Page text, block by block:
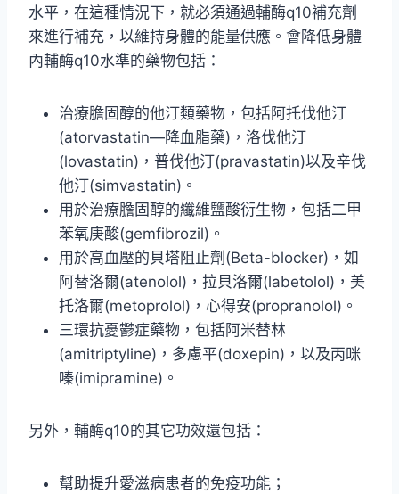
水平，在這種情況下，就必須通過輔酶q10補充劑
來進行補充，以維持身體的能量供應。會降低身體
內輔酶q10水準的藥物包括：
治療膽固醇的他汀類藥物，包括阿托伐他汀
(atorvastatin—降血脂藥)，洛伐他汀
(lovastatin)，普伐他汀(pravastatin)以及辛伐
他汀(simvastatin)。
用於治療膽固醇的纖維鹽酸衍生物，包括二甲
苯氧庚酸(gemfibrozil)。
用於高血壓的貝塔阻止劑(Beta-blocker)，如
阿替洛爾(atenolol)，拉貝洛爾(labetolol)，美
托洛爾(metoprolol)，心得安(propranolol)。
三環抗憂鬱症藥物，包括阿米替林
(amitriptyline)，多慮平(doxepin)，以及丙咪
嗪(imipramine)。
另外，輔酶q10的其它功效還包括：
幫助提升愛滋病患者的免疫功能；